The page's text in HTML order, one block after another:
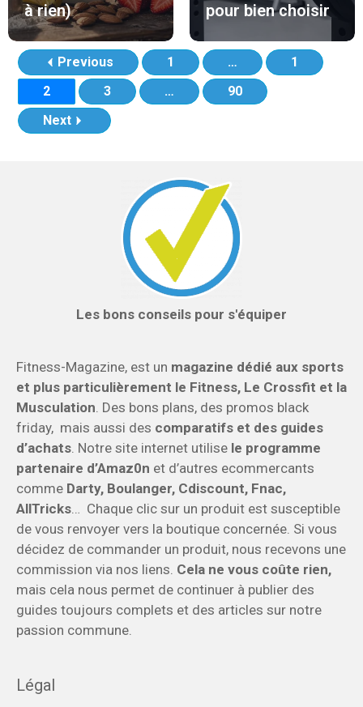
à rien)
pour bien choisir
Previous 1 …
1
2
3 …
90
Next
Les bons conseils pour s'équiper
Fitness-Magazine, est un magazine dédié aux sports
et plus particulièrement le Fitness, Le Crossfit et la
Musculation. Des bons plans, des promos black
friday, mais aussi des comparatifs et des guides
d’achats. Notre site internet utilise le programme
partenaire d’Amaz0n et d’autres ecommercants
comme Darty, Boulanger, Cdiscount, Fnac,
AllTricks… Chaque clic sur un produit est susceptible
de vous renvoyer vers la boutique concernée. Si vous
décidez de commander un produit, nous recevons une
commission via nos liens. Cela ne vous coûte rien,
mais cela nous permet de continuer à publier des
guides toujours complets et des articles sur notre
passion commune.
Légal